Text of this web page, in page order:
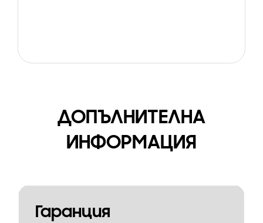
ДОПЪЛНИТЕЛНА
ИНФОРМАЦИЯ
Гаранция